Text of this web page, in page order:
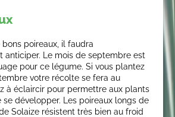
poireaux, il faudra
anticiper. Le mois de septembre est
pour ce légume. Si vous plantez
votre récolte se fera au
à éclaircir pour permettre aux plants
se développer. Les poireaux longs de
Solaize résistent très bien au froid